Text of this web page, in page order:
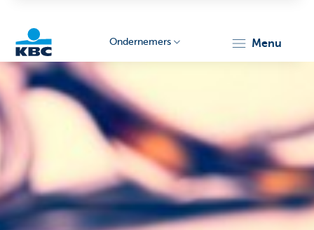
Ondernemers
Ondernemers menu